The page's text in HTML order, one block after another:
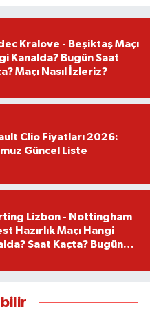
Kralove - Beşiktaş Maçı
Kanalda? Bugün Saat
Maçı Nasıl İzleriz?
Clio Fiyatları 2026:
Güncel Liste
Lizbon - Nottingham
Hazırlık Maçı Hangi
Saat Kaçta? Bugün